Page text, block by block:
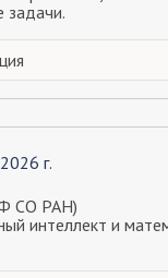
задачи.
г.
СО РАН)
интеллект и